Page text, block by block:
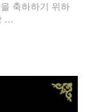
축하하기 위하
…